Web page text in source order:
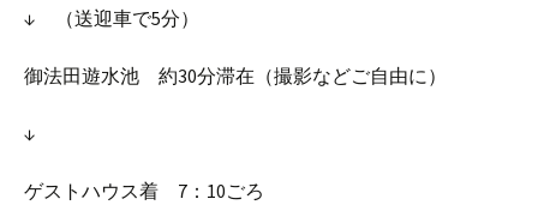
↓ （送迎車で5分）
御法田遊水池 約30分滞在（撮影などご自由に）
↓
ゲストハウス着 7：10ごろ